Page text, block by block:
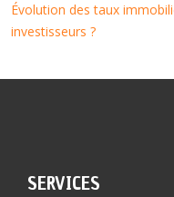
Évolution des taux
investisseurs ?
SERVICES